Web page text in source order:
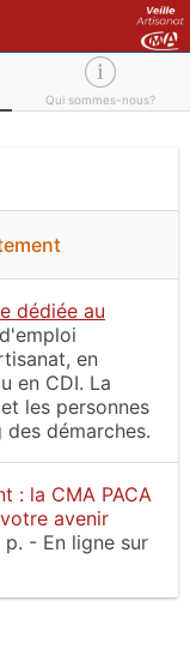
Qui sommes-nous?
dédiée au
en
en CDI. La
les personnes
démarches.
: la CMA PACA
avenir
p. - En ligne sur